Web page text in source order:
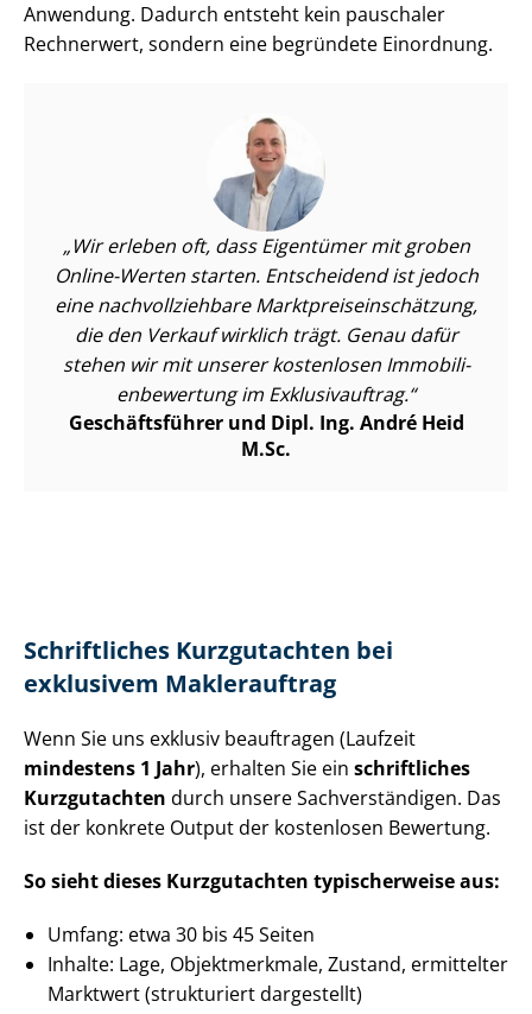
Anwendung. Dadurch entsteht kein pauschaler
Rechnerwert, sondern eine begründete Einordnung.
Wir erleben oft, dass Eigentümer mit groben
Online-Werten starten. Entscheidend ist jedoch
eine nach­voll­zieh­ba­re Markt­preis­ein­schät­zung,
die den Verkauf wirklich trägt. Genau dafür
stehen wir mit unserer kostenlosen Im­mo­bi­li­
en­be­wer­tung im Exklusivauftrag.
Geschäftsführer und Dipl. Ing. André Heid
M.Sc.
Schriftliches Kurzgutachten bei
exklusivem Maklerauftrag
Wenn Sie uns exklusiv beauftragen (Laufzeit
mindestens 1 Jahr), erhalten Sie ein schriftliches
Kurzgutachten durch unsere Sach­ver­stän­di­gen. Das
ist der konkrete Output der kostenlosen Bewertung.
So sieht dieses Kurzgutachten typischerweise aus:
Umfang: etwa 30 bis 45 Seiten
Inhalte: Lage, Objektmerkmale, Zustand, ermittelter
Marktwert (strukturiert dargestellt)